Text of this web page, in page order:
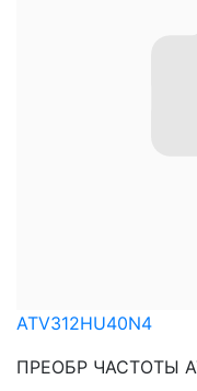
ATV312HU40N4
ПРЕОБР ЧАСТОТЫ